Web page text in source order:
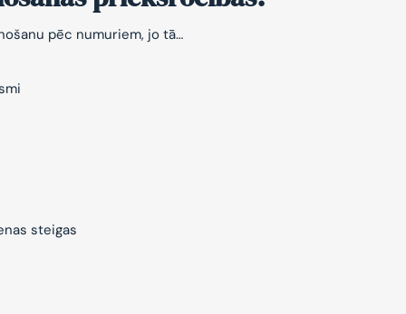
pēc numuriem, jo tā…
steigas